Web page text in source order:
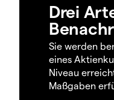
Drei
Sie werden
eines
Niveau
Maßgaben